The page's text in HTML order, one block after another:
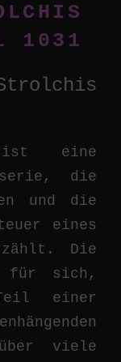
1031
ist eine
die
und die
eines
Die
für sich,
einer
viele